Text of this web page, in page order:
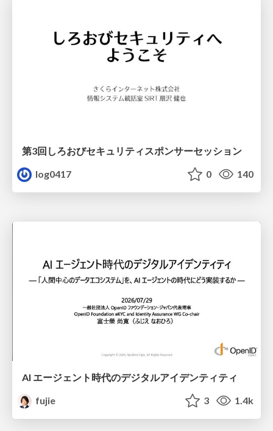
第3回しろおびセキュリティスポンサーセッション
log0417
0 140
AI エージェント時代のデジタルアイデンティティ
fujie
3 1.4k